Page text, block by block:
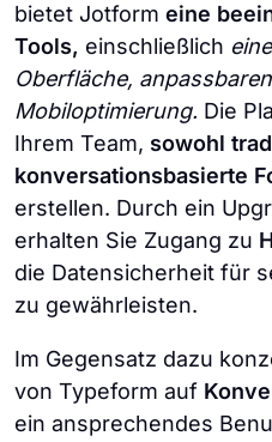
bietet Jotform eine
Tools, einschließlich
Oberfläche,
Mobiloptimierung. Die
Ihrem Team, sowohl
konversationsbasierte
erstellen. Durch ein
erhalten Sie Zugang zu
die Datensicherheit für
zu gewährleisten.
Im Gegensatz dazu
von Typeform auf
ein ansprechendes